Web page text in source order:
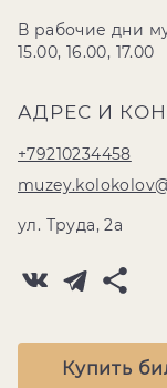
В рабочие дни
15.00, 16.00, 17.00
АДРЕС И
+79210234458
ул. Труда, 2а
Купить